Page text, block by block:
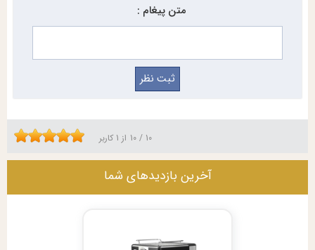
متن پیغام :
10 / 10 از 1 کاربر
آخرین بازدیدهای شما